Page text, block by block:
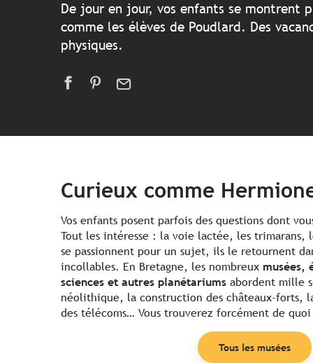
De jour en jour, vos enfants se montrent
comme les élèves de Poudlard. Des
physiques.
Curieux comme
Vos enfants posent parfois des questions dont
Tout les intéresse : la voie lactée, les trimarans,
se passionnent pour un sujet, ils le retournent
incollables. En Bretagne, les nombreux musées,
sciences et autres planétariums abordent mille
néolithique, la construction des châteaux-forts,
des télécoms… Vous trouverez forcément de
Tous les musées